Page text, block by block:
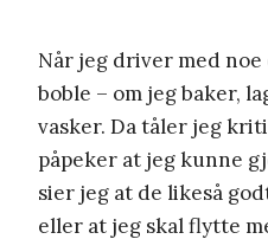
Når jeg driver med
boble – om jeg baker,
vasker. Da tåler jeg
påpeker at jeg kunne
sier jeg at de likeså
eller at jeg skal flytte